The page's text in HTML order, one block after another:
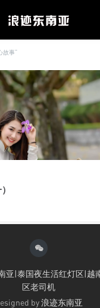
故事"
亚|泰国夜生活红灯区|越
区老司机
by浪迹东南亚